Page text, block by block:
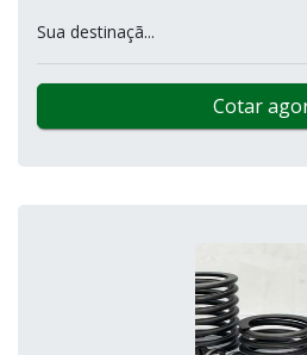
Sua destinaçã...
Cotar